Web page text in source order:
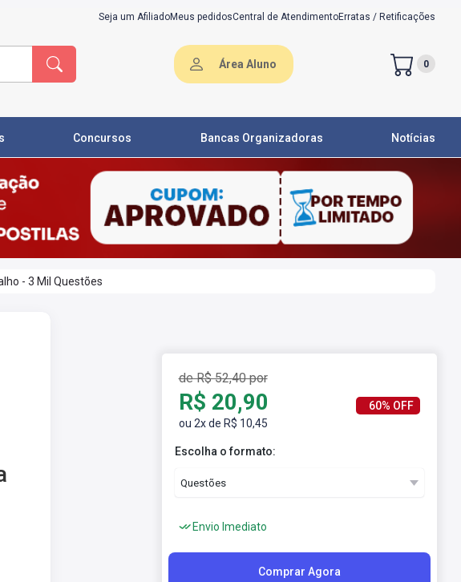
Seja um AfiliadoMeus pedidosCentral de AtendimentoErratas / Retificações
Área Aluno 0
Concursos Bancas Organizadoras Notícias
- 3 Mil Questões
de R$ 52,40 por
R$ 20,90
ou 2x de R$ 10,45
60% OFF
Escolha o formato:
Envio Imediato
Comprar Agora